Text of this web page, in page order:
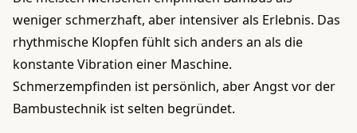
weniger schmerzhaft, aber intensiver als Erlebnis. Das
rhythmische Klopfen fühlt sich anders an als die
konstante Vibration einer Maschine.
Schmerzempfinden ist persönlich, aber Angst vor der
Bambustechnik ist selten begründet.